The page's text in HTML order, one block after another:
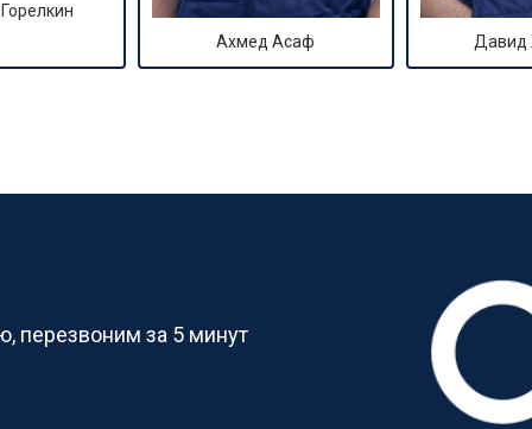
Ахмед Асаф
Давид
перезвоним за 5 минут